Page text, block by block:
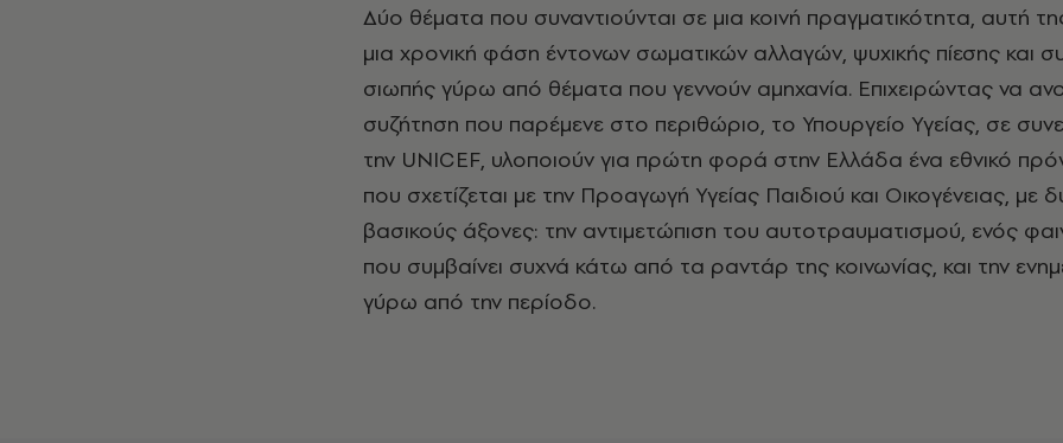
Δύο θέματα που συναντιούνται σε μια κοινή πραγματικότητα, αυτή
μια χρονική φάση έντονων σωματικών αλλαγών, ψυχικής πίεσης και
σιωπής γύρω από θέματα που γεννούν αμηχανία. Επιχειρώντας να
συζήτηση που παρέμενε στο περιθώριο, το Υπουργείο Υγείας, σε
την UNICEF, υλοποιούν για πρώτη φορά στην Ελλάδα ένα εθνικό
που σχετίζεται με την Προαγωγή Υγείας Παιδιού και Οικογένειας, με
βασικούς άξονες: την αντιμετώπιση του αυτοτραυματισμού, ενός
που συμβαίνει συχνά κάτω από τα ραντάρ της κοινωνίας, και την
γύρω από την περίοδο.